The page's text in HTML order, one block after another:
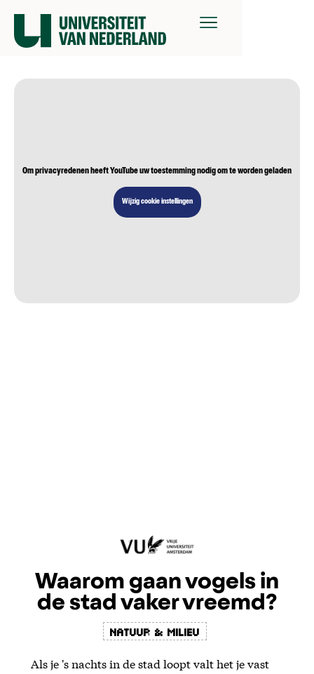
Om privacyredenen heeft YouTube uw toestemming nodig om te worden geladen
Wijzig cookie instellingen
Waarom gaan vogels in
de stad vaker vreemd?
Natuur & Milieu
Als je 's nachts in de stad loopt valt het je vast